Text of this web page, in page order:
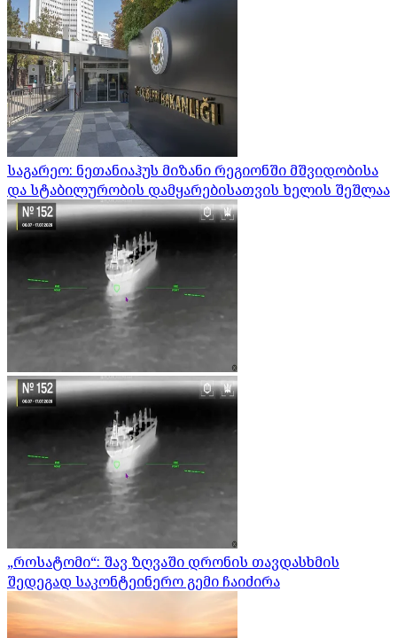
საგარეო: ნეთანიაჰუს მიზანი რეგიონში მშვიდობისა
და სტაბილურობის დამყარებისათვის ხელის შეშლაა
„როსატომი“: შავ ზღვაში დრონის თავდასხმის
შედეგად საკონტეინერო გემი ჩაიძირა